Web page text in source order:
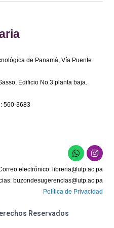
de Panamá, Vía Puente
Edificio No.3 planta baja.
560-3683
W
h
a
t
s
a
p
I
n
s
t
a
g
r
electrónico: libreria@utp.ac.pa
buzondesugerencias@utp.ac.pa
Política de Privacidad
Reservados